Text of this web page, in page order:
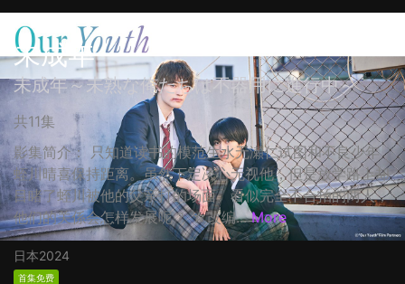
未成年
未成年～未熟な俺たちは不器用に進行中～
共11集
影集简介： 只知道读书的模范生水无瀬仁试图和不良少年
蛭川晴喜保持距离。虽然下定决心无视他，但是放学路上却
目睹了蛭川被他的父亲打的场面。看似完全不合拍的两人，
他们的关係会怎样发展呢？ ☆改编... More
日本2024
首集免费